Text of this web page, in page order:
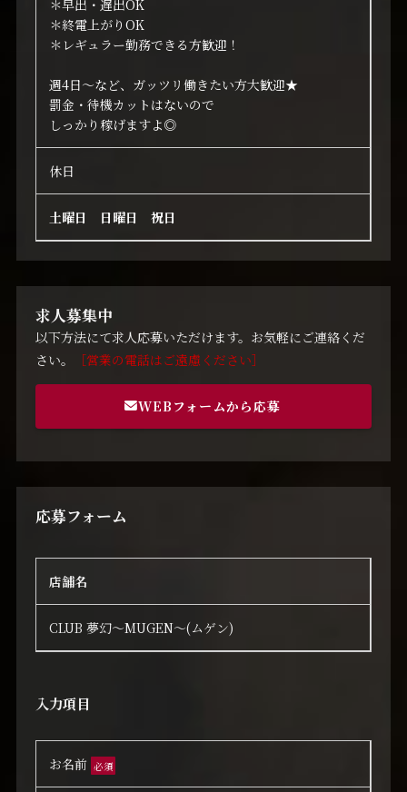
＊早出・遅出OK
＊終電上がりOK
＊レギュラー勤務できる方歓迎！
週4日～など、ガッツリ働きたい方大歓迎★
罰金・待機カットはないので
しっかり稼げますよ◎
休日
土曜日 日曜日 祝日
求人募集中
以下方法にて求人応募いただけます。お気軽にご連絡くだ
さい。
［営業の電話はご遠慮ください］
WEBフォームから応募
応募フォーム
店舗名
CLUB 夢幻〜MUGEN〜(ムゲン)
入力項目
お名前 必須